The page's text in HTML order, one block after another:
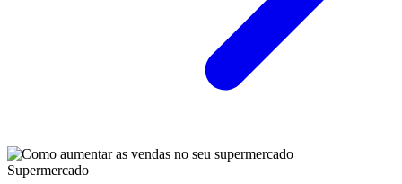
Supermercado